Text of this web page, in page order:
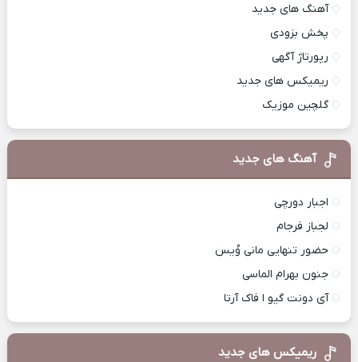
آهنگ های جدید
پخش بزودی
رپورتاژ آگهی
ریمیکس های جدید
گلچین موزیک
آهنگ های جدید
اجبار دورچی
لجباز فرجام
حضور تنهایی مانی وُیس
جنون بهرام الماسی
آی دونت گیو ا فاک آرتا
ریمیکس های جدید